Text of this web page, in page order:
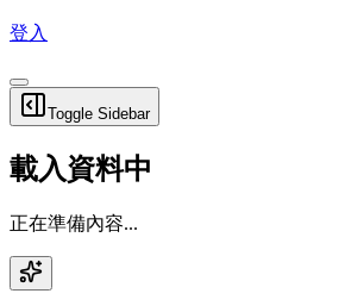
登入
Toggle Sidebar
載入資料中
正在準備內容...